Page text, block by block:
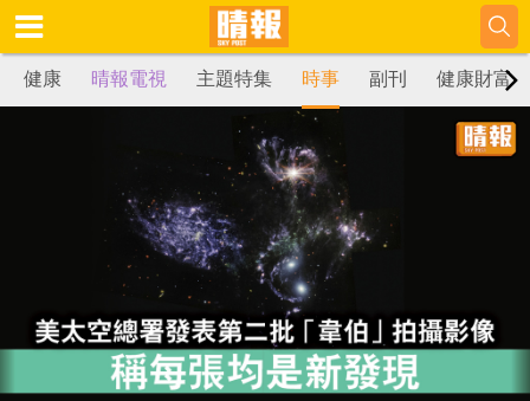
健康 晴報電視 主題特集 時事 副刊 健康財富